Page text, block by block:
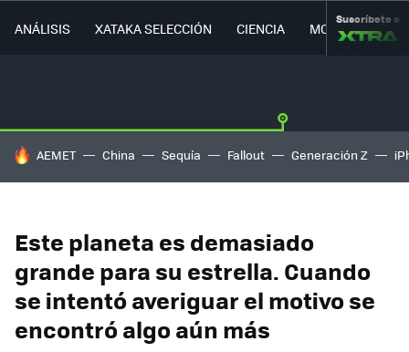
ANÁLISIS XATAKA SELECCIÓN CIENCIA MOVILIDAD
Suscríbete a
HOY SE HABLA DE
AEMET China Sequía Fallout Generación Z
Este planeta es demasiado
grande para su estrella. Cuando
se intentó averiguar el motivo se
encontró algo aún más